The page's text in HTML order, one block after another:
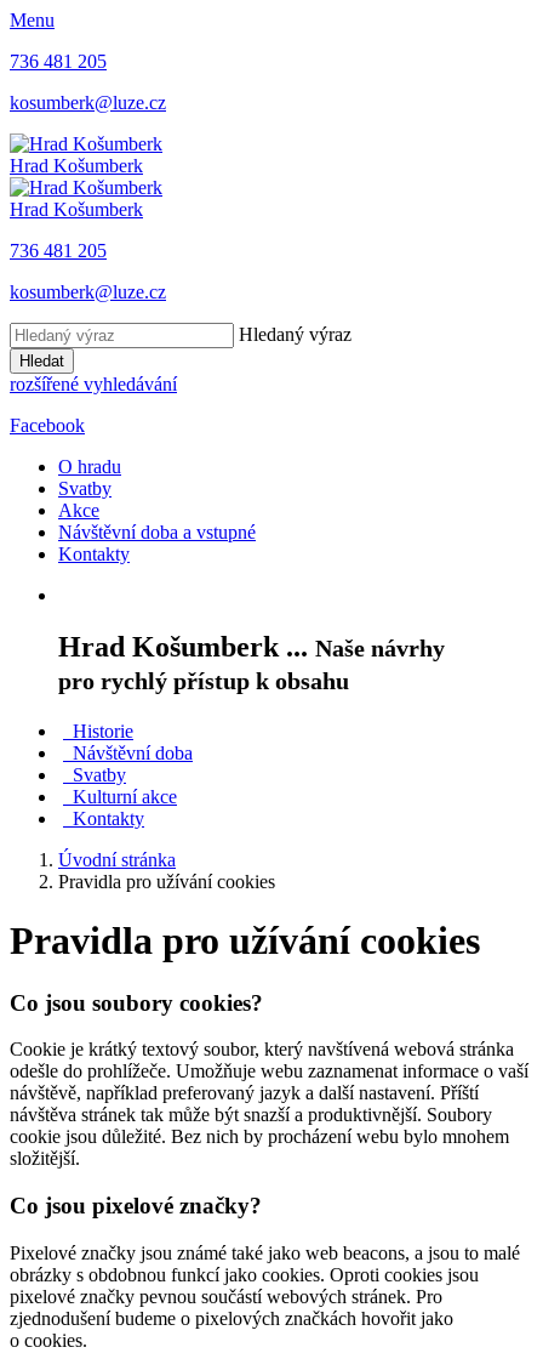
Menu
736 481 205
kosumberk@luze.cz
Hrad Košumberk
Hrad Košumberk
736 481 205
kosumberk@luze.cz
Hledaný výraz
Hledat
rozšířené vyhledávání
Facebook
O hradu
Svatby
Akce
Návštěvní doba a vstupné
Kontakty
Hrad Košumberk ... Naše návrhy
pro rychlý přístup k obsahu
Historie
Návštěvní doba
Svatby
Kulturní akce
Kontakty
Úvodní stránka
Pravidla pro užívání cookies
Pravidla pro užívání cookies
Co jsou soubory cookies?
Cookie je krátký textový soubor, který navštívená webová stránka
odešle do prohlížeče. Umožňuje webu zaznamenat informace o vaší
návštěvě, například preferovaný jazyk a další nastavení. Příští
návštěva stránek tak může být snazší a produktivnější. Soubory
cookie jsou důležité. Bez nich by procházení webu bylo mnohem
složitější.
Co jsou pixelové značky?
Pixelové značky jsou známé také jako web beacons, a jsou to malé
obrázky s obdobnou funkcí jako cookies. Oproti cookies jsou
pixelové značky pevnou součástí webových stránek. Pro
zjednodušení budeme o pixelových značkách hovořit jako
o cookies.